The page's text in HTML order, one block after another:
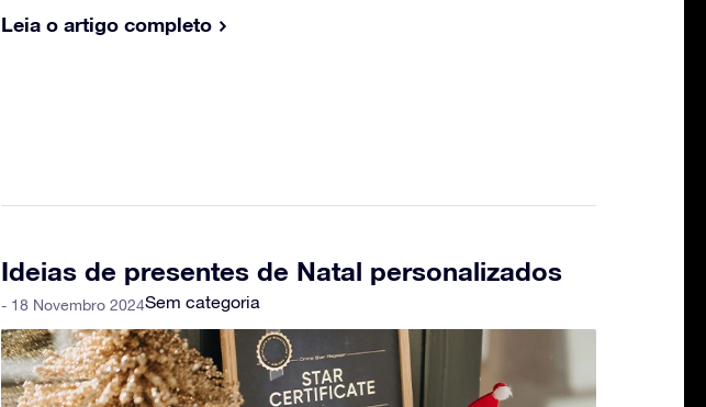
Leia o artigo completo
Ideias de presentes de Natal personalizados
Sem categoria
- 18 Novembro 2024